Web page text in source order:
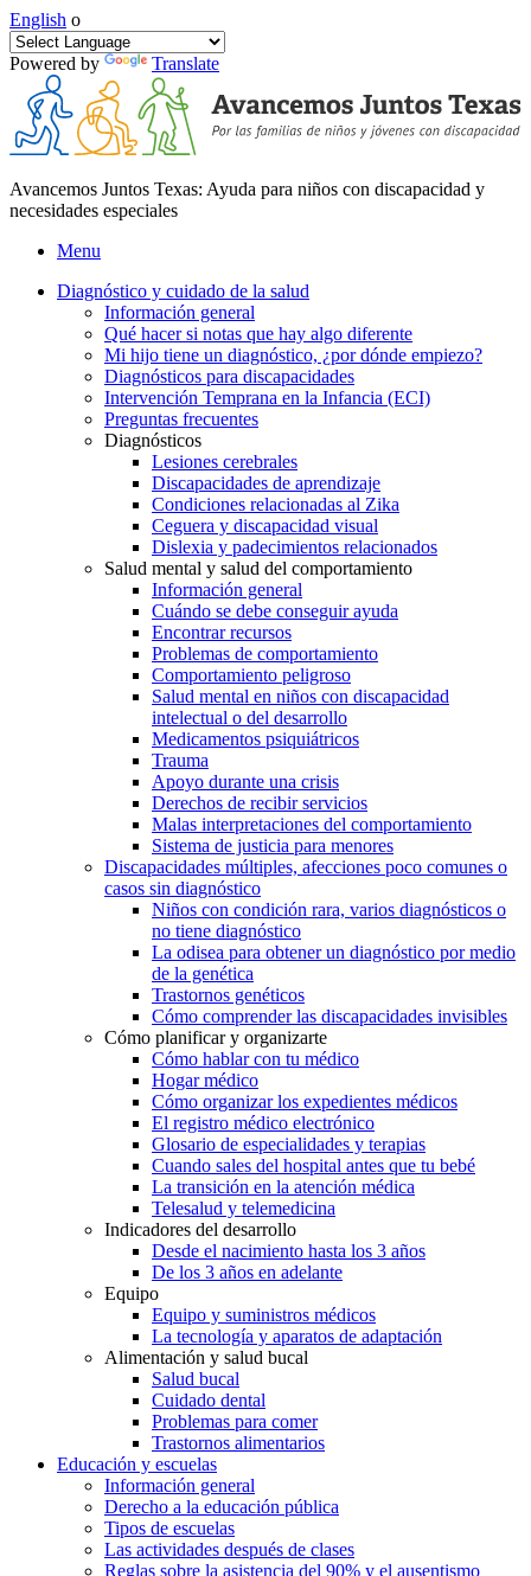
English o
Powered by Translate
Avancemos Juntos Texas: Ayuda para niños con discapacidad y
necesidades especiales
Menu
Diagnóstico y cuidado de la salud
Información general
Qué hacer si notas que hay algo diferente
Mi hijo tiene un diagnóstico, ¿por dónde empiezo?
Diagnósticos para discapacidades
Intervención Temprana en la Infancia (ECI)
Preguntas frecuentes
Diagnósticos
Lesiones cerebrales
Discapacidades de aprendizaje
Condiciones relacionadas al Zika
Ceguera y discapacidad visual
Dislexia y padecimientos relacionados
Salud mental y salud del comportamiento
Información general
Cuándo se debe conseguir ayuda
Encontrar recursos
Problemas de comportamiento
Comportamiento peligroso
Salud mental en niños con discapacidad
intelectual o del desarrollo
Medicamentos psiquiátricos
Trauma
Apoyo durante una crisis
Derechos de recibir servicios
Malas interpretaciones del comportamiento
Sistema de justicia para menores
Discapacidades múltiples, afecciones poco comunes o
casos sin diagnóstico
Niños con condición rara, varios diagnósticos o
no tiene diagnóstico
La odisea para obtener un diagnóstico por medio
de la genética
Trastornos genéticos
Cómo comprender las discapacidades invisibles
Cómo planificar y organizarte
Cómo hablar con tu médico
Hogar médico
Cómo organizar los expedientes médicos
El registro médico electrónico
Glosario de especialidades y terapias
Cuando sales del hospital antes que tu bebé
La transición en la atención médica
Telesalud y telemedicina
Indicadores del desarrollo
Desde el nacimiento hasta los 3 años
De los 3 años en adelante
Equipo
Equipo y suministros médicos
La tecnología y aparatos de adaptación
Alimentación y salud bucal
Salud bucal
Cuidado dental
Problemas para comer
Trastornos alimentarios
Educación y escuelas
Información general
Derecho a la educación pública
Tipos de escuelas
Las actividades después de clases
Reglas sobre la asistencia del 90% y el ausentismo